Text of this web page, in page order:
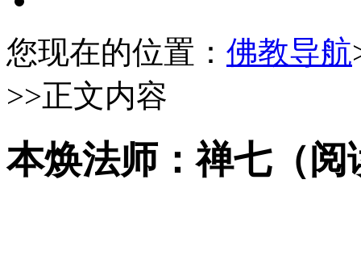
您现在的位置： 佛教导航
>>正文内容
本焕法师：禅七（阅